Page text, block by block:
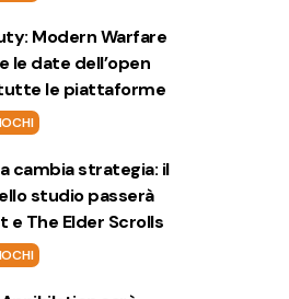
Modern Warfare
le date dell’open
le piattaforme
cambia strategia: il
studio passerà
e The Elder Scrolls